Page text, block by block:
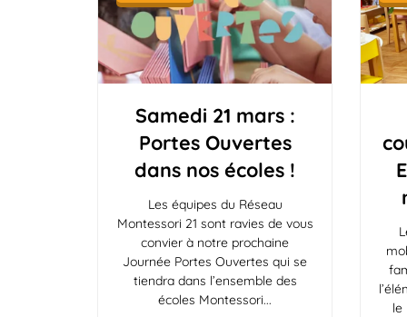
Samedi 21 mars :
Portes Ouvertes
dans nos écoles !
Les équipes du Réseau
Montessori 21 sont ravies de vous
convier à notre prochaine
Journée Portes Ouvertes qui se
tiendra dans l’ensemble des
écoles Montessori
le